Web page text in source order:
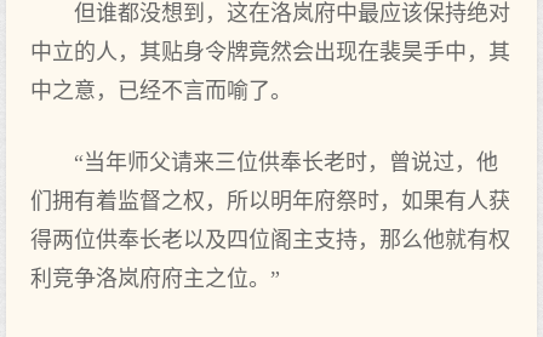
但谁都没想到，这在洛岚府中最应该保持绝对
中立的人，其贴身令牌竟然会出现在裴昊手中，其
中之意，已经不言而喻了。
“当年师父请来三位供奉长老时，曾说过，他
们拥有着监督之权，所以明年府祭时，如果有人获
得两位供奉长老以及四位阁主支持，那么他就有权
利竞争洛岚府府主之位。”